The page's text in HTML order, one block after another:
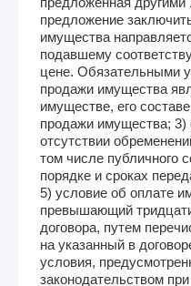
предложение
имущества
подавшему
цене. Обязательными
продажи имущества
имуществе, его
продажи имущества; 3)
отсутствии
том числе публичного
порядке и сроках
5) условие об оплате
превышающий
договора, путем
на указанный в
условия,
законодательством